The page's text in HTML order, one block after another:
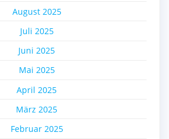
August 2025
Juli 2025
Juni 2025
Mai 2025
April 2025
März 2025
Februar 2025